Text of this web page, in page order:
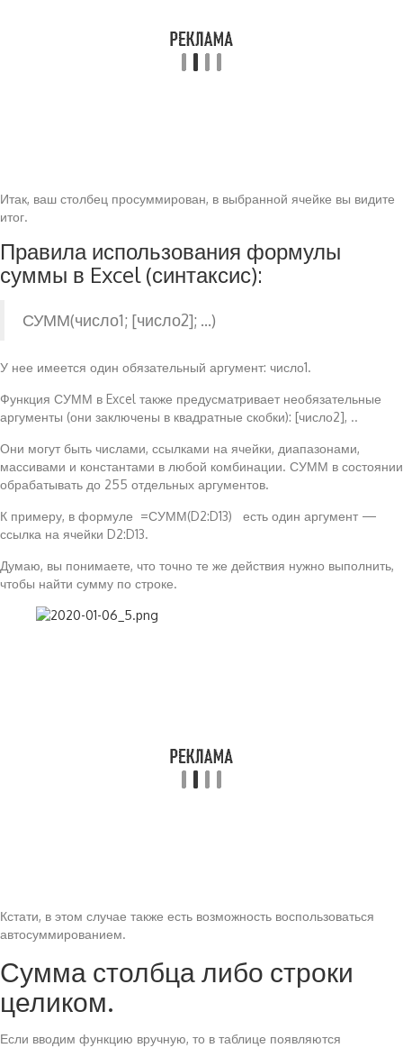
Итак, ваш столбец просуммирован, в выбранной ячейке вы видите
итог.
Правила использования формулы
суммы в Excel (синтаксис):
СУММ(число1; [число2]; …)
У нее имеется один обязательный аргумент: число1.
Функция СУММ в Excel также предусматривает необязательные
аргументы (они заключены в квадратные скобки): [число2], ..
Они могут быть числами, ссылками на ячейки, диапазонами,
массивами и константами в любой комбинации. СУММ в состоянии
обрабатывать до 255 отдельных аргументов.
К примеру, в формуле =СУММ(D2:D13) есть один аргумент —
ссылка на ячейки D2:D13.
Думаю, вы понимаете, что точно те же действия нужно выполнить,
чтобы найти сумму по строке.
Кстати, в этом случае также есть возможность воспользоваться
автосуммированием.
Сумма столбца либо строки
целиком.
Если вводим функцию вручную, то в таблице появляются